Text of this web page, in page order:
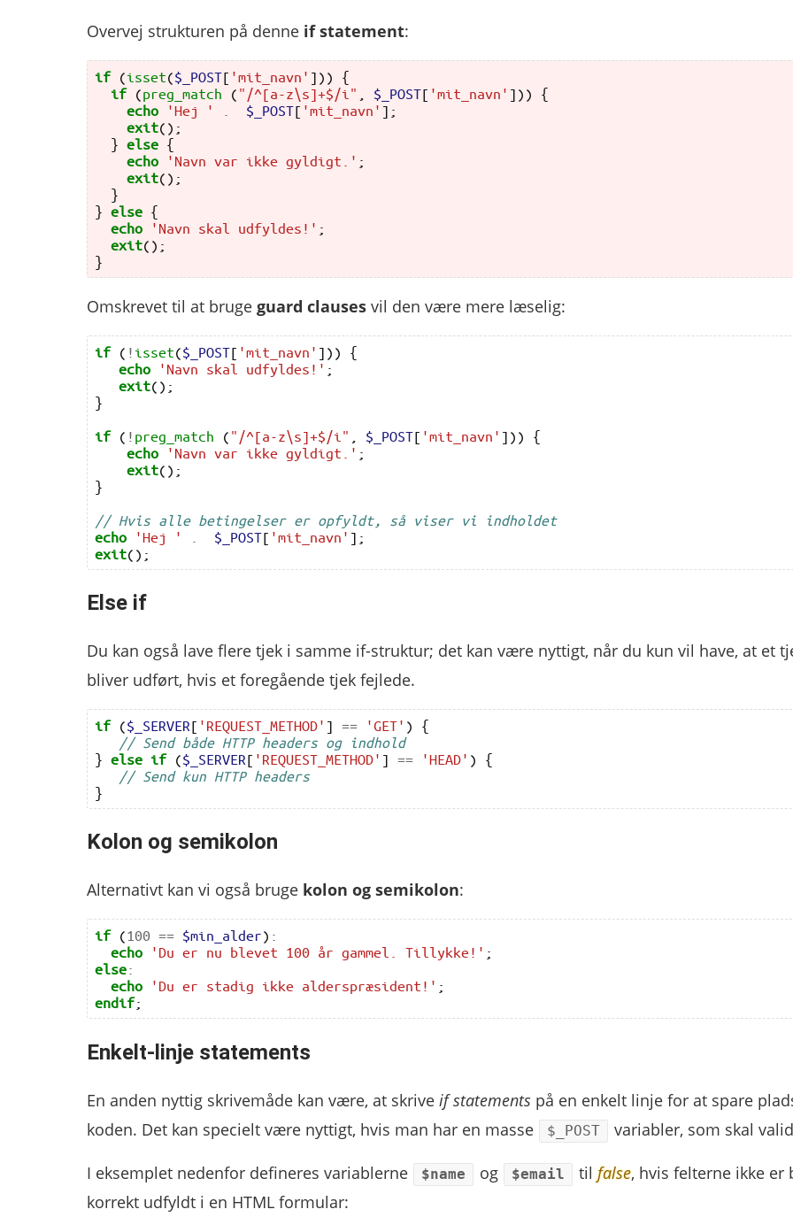
Overvej strukturen på denne if statement:
if (isset($_POST[ 'mit_navn' ]))
{
if
(preg_match ( "/^[a-z\s]+$/i" $_POST[ 'mit_navn' ]))
{
echo
'Hej ' $_POST[ 'mit_navn' ];
exit();
} else {
echo
'Navn var ikke gyldigt.' ;
exit();
}
} else {
echo
'Navn skal udfyldes!' ;
exit();
}
Omskrevet til at bruge guard clausesvil den være mere læselig:
if ( ! isset($_POST[ 'mit_navn' ]))
{
echo
'Navn skal udfyldes!' ;
exit();
}
if
( ! preg_match ( "/^[a-z\s]+$/i" $_POST[ 'mit_navn' ]))
{
echo
'Navn var ikke gyldigt.' ;
exit();
}
// Hvis alle betingelser er opfyldt, så viser vi indholdet
echo
'Hej ' $_POST[ 'mit_navn' ];
exit();
Else if
Du kan også lave flere tjek i samme if-struktur; det kan være nyttigt, når du kun vil have, at et
bliver udført, hvis et foregående tjek fejlede.
if ($_SERVER[ 'REQUEST_METHOD' ] == 'GET' )
{
// Send både HTTP headers og indhold
} else if ($_SERVER[ 'REQUEST_METHOD' ] == 'HEAD' )
{
// Send kun HTTP headers
}
Kolon og semikolon
Alternativt kan vi også bruge kolon og semikolon:
if (100 == $min_alder) :
echo
'Du er nu blevet 100 år gammel. Tillykke!' ;
else:
echo
'Du er stadig ikke alderspræsident!' ;
endif;
Enkelt-linje statements
En anden nyttig skrivemåde kan være, at skrive if statementspå en enkelt linje for at spare
koden. Det kan specielt være nyttigt, hvis man har en masse
$_POST variabler, som skal
I eksemplet nedenfor defineres variablerne $name og $email til false, hvis felterne ikke er
korrekt udfyldt i en HTML formular: